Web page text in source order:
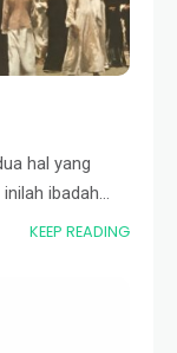
hal yang
ibadah
rukun
KEEP READING